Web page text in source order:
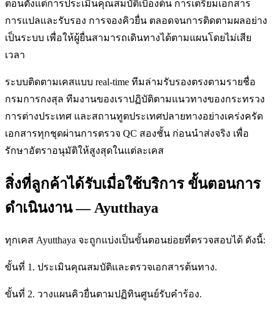
ตอนตั้งแต่การประเมินคุณสมบัติเบื้องต้น การเตรียมเอกสาร
การแปลและรับรอง การจองคิวยื่น ตลอดจนการติดตามผลอย่าง
เป็นระบบ เพื่อให้ผู้ยื่นสามารถเดินทางได้ตามแผนโดยไม่เสีย
เวลา
ระบบติดตามเคสแบบ real-time ทีมล่ามรับรองตรงตามรายชื่อ
กรมการกงสุล ทีมงานของเราปฏิบัติตามแนวทางของกระทรวง
การต่างประเทศ และสถานทูตประเทศปลายทางอย่างเคร่งครัด
เอกสารทุกชุดผ่านการตรวจ QC สองชั้น ก่อนนำส่งจริง เพื่อ
รักษาอัตราอนุมัติให้สูงสุดในแต่ละเคส
สิ่งที่ลูกค้าได้รับเมื่อใช้บริการ ขั้นตอนการ
ดำเนินงาน — Ayutthaya
ทุกเคส Ayutthaya จะถูกแบ่งเป็นขั้นตอนย่อยที่ตรวจสอบได้ ดังนี้:
ขั้นที่ 1. ประเมินคุณสมบัติและตรวจเอกสารต้นทาง.
ขั้นที่ 2. วางแผนคิวยื่นตามปฏิทินศูนย์รับคำร้อง.